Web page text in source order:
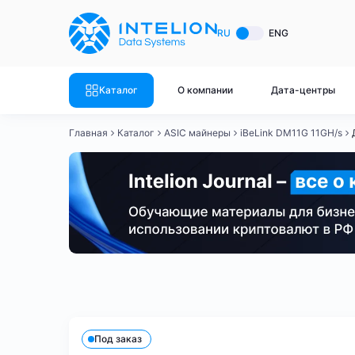
RU ENG
Каталог О компании Дата-центры
ASIC майнеры
Canaan
Innosilicon
Готовый
Готовый
Готовый
Готовый
Готовый
Главная Каталог ASIC майнеры iBeLink DM11G 11GH/s
Под заказ